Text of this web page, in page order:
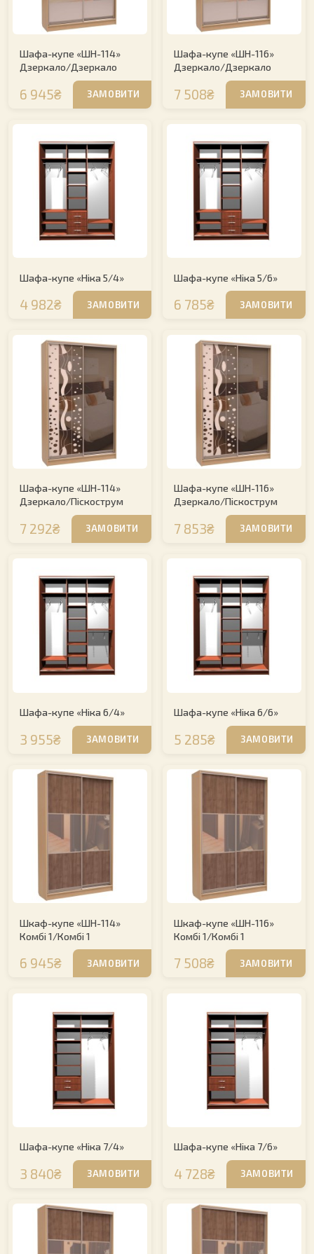
Шафа-купе «ШН-114»
Дзеркало/Дзеркало
6 945₴ ЗАМОВИТИ
Шафа-купе «ШН-116»
Дзеркало/Дзеркало
7 508₴ ЗАМОВИТИ
Шафа-купе «Ніка 5/4»
4 982₴ ЗАМОВИТИ
Шафа-купе «Ніка 5/6»
6 785₴ ЗАМОВИТИ
Шафа-купе «ШН-114»
Дзеркало/Піскострум
7 292₴ ЗАМОВИТИ
Шафа-купе «ШН-116»
Дзеркало/Піскострум
7 853₴ ЗАМОВИТИ
Шафа-купе «Ніка 6/4»
3 955₴ ЗАМОВИТИ
Шафа-купе «Ніка 6/6»
5 285₴ ЗАМОВИТИ
Шкаф-купе «ШН-114»
Комбі 1/Комбі 1
6 945₴ ЗАМОВИТИ
Шкаф-купе «ШН-116»
Комбі 1/Комбі 1
7 508₴ ЗАМОВИТИ
Шафа-купе «Ніка 7/4»
3 840₴ ЗАМОВИТИ
Шафа-купе «Ніка 7/6»
4 728₴ ЗАМОВИТИ